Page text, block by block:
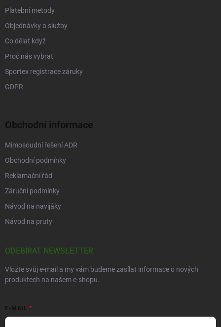
Platební metody
Objednávky a služby
Co dělat když
Proč nás vybrat
Sportex registrace záruky
GDPR
Obchodní informace
Mimosoudní řešení ADR
Obchodní podmínky
Reklamační řád
Záruční podmínky
Návod na navijáky
Návod na pruty
ODEBÍRAT NEWSLETTER
Vložte svůj e-mail a my vám budeme zasílat informace o nových
produktech na našem e-shopu.
E-MAIL